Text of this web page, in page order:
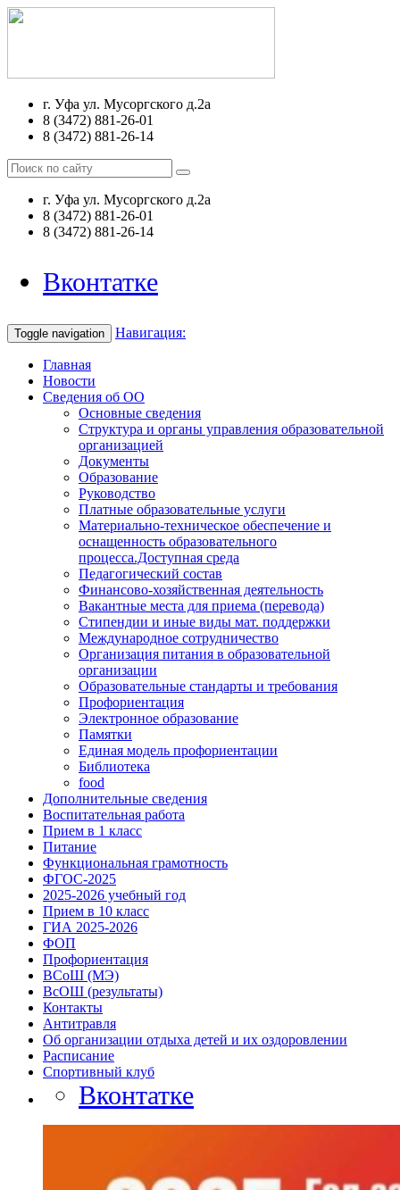
г. Уфа ул. Мусоргского д.2а
8 (3472) 881-26-01
8 (3472) 881-26-14
г. Уфа ул. Мусоргского д.2а
8 (3472) 881-26-01
8 (3472) 881-26-14
Вконтатке
Toggle navigation Навигация:
Главная
Новости
Сведения об ОО
Основные сведения
Структура и органы управления образовательной
организацией
Документы
Образование
Руководство
Платные образовательные услуги
Материально-техническое обеспечение и
оснащенность образовательного
процесса.Доступная среда
Педагогический состав
Финансово-хозяйственная деятельность
Вакантные места для приема (перевода)
Стипендии и иные виды мат. поддержки
Международное сотрудничество
Организация питания в образовательной
организации
Образовательные стандарты и требования
Профориентация
Электронное образование
Памятки
Единая модель профориентации
Библиотека
food
Дополнительные сведения
Воспитательная работа
Прием в 1 класс
Питание
Функциональная грамотность
ФГОС-2025
2025-2026 учебный год
Прием в 10 класс
ГИА 2025-2026
ФОП
Профориентация
ВСоШ (МЭ)
ВcОШ (результаты)
Контакты
Антитравля
Об организации отдыха детей и их оздоровлении
Расписание
Спортивный клуб
Вконтатке